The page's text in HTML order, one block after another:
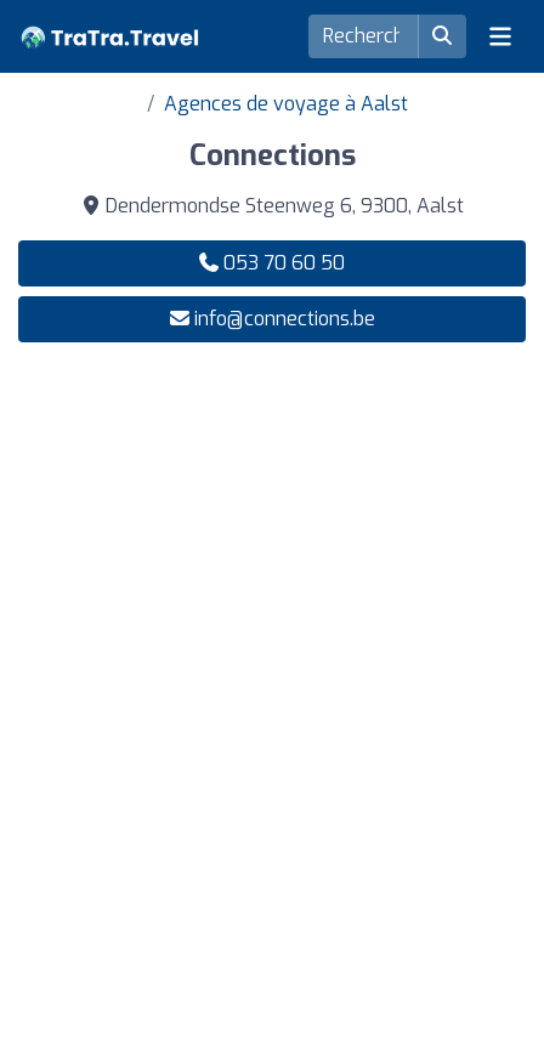
Agences de voyage à Aalst
Connections
Dendermondse Steenweg 6, 9300, Aalst
053 70 60 50
info@connections.be